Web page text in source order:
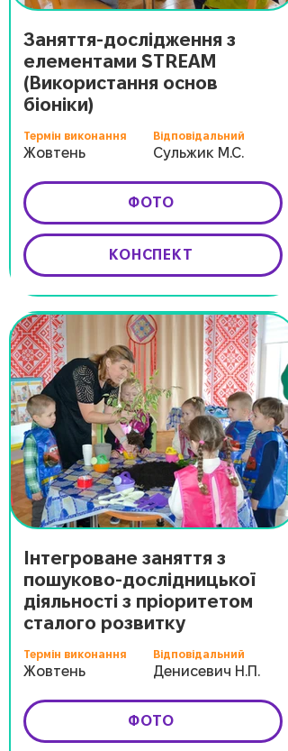
Заняття-дослідження з
елементами STREAM
(Використання основ
біоніки)
Термін виконання Відповідальний
Жовтень Сульжик М.С.
ФОТО
КОНСПЕКТ
Інтегроване заняття з
пошуково-дослідницької
діяльності з пріоритетом
сталого розвитку
Термін виконання Відповідальний
Жовтень Денисевич Н.П.
ФОТО